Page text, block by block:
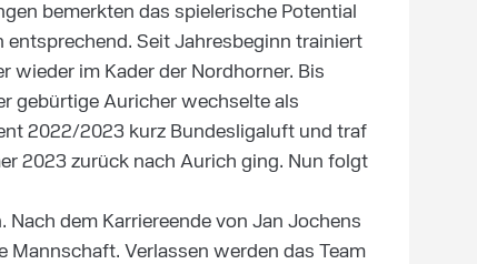
bemerkten das spielerische Potential
Seit Jahresbeginn trainiert
wieder im Kader der Nordhorner. Bis
gebürtige Auricher wechselte als
2022/2023 kurz Bundesligaluft und traf
2023 zurück nach Aurich ging. Nun folgt
dem Karriereende von Jan Jochens
Mannschaft. Verlassen werden das Team